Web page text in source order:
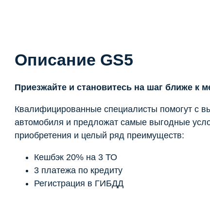
Описание GS5
Приезжайте и становитесь на шаг ближе к
Квалифицированные специалисты помогут с
автомобиля и предложат самые выгодные
приобретения и целый ряд преимуществ:
Кешбэк 20% на 3 ТО
3 платежа по кредиту
Регистрация в ГИБДД